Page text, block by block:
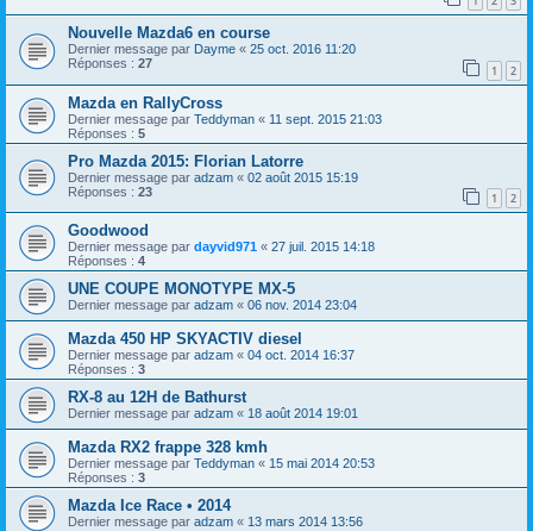
Nouvelle Mazda6 en course
Dernier message par Dayme « 25 oct. 2016 11:20
Réponses : 27 1 2
Mazda en RallyCross
Dernier message par Teddyman « 11 sept. 2015 21:03
Réponses : 5
Pro Mazda 2015: Florian Latorre
Dernier message par adzam « 02 août 2015 15:19
Réponses : 23 1 2
Goodwood
Dernier message par dayvid971 « 27 juil. 2015 14:18
Réponses : 4
UNE COUPE MONOTYPE MX-5
Dernier message par adzam « 06 nov. 2014 23:04
Mazda 450 HP SKYACTIV diesel
Dernier message par adzam « 04 oct. 2014 16:37
Réponses : 3
RX-8 au 12H de Bathurst
Dernier message par adzam « 18 août 2014 19:01
Mazda RX2 frappe 328 kmh
Dernier message par Teddyman « 15 mai 2014 20:53
Réponses : 3
Mazda Ice Race • 2014
Dernier message par adzam « 13 mars 2014 13:56